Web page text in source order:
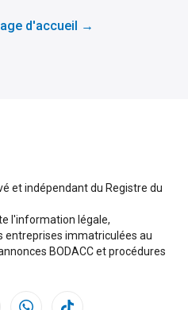
d'accueil →
et indépendant du Registre du
l'information légale,
entreprises immatriculées au
BODACC et procédures